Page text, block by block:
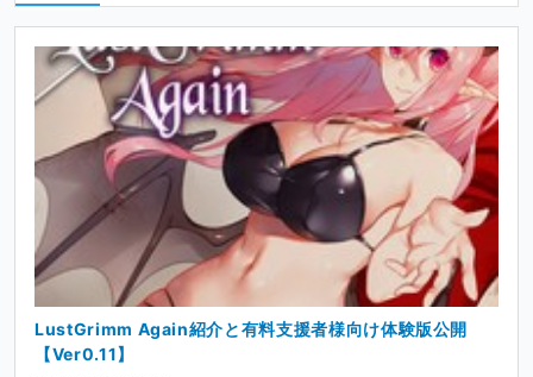
LustGrimm Again紹介と有料支援者様向け体験版公開
【Ver0.11】